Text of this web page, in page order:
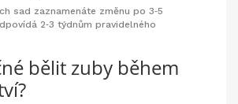
sad zaznamenáte změnu po 3‑5
2‑3 týdnům pravidelného
bělit zuby během